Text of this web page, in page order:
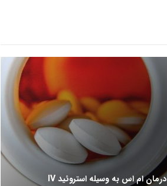
درمان ام اس به وسیله استروئید IV